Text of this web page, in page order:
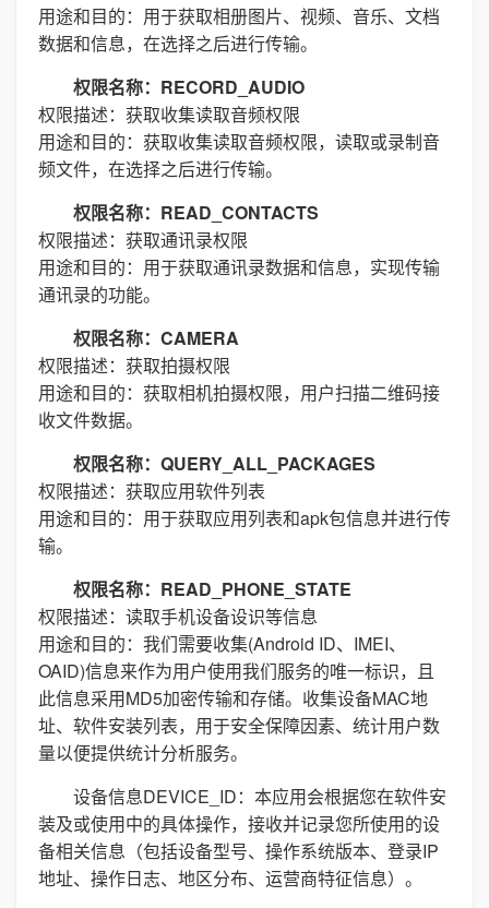
用途和目的：用于获取相册图片、视频、音乐、文档
数据和信息，在选择之后进行传输。
权限名称：RECORD_AUDIO
权限描述：获取收集读取音频权限
用途和目的：获取收集读取音频权限，读取或录制音
频文件，在选择之后进行传输。
权限名称：READ_CONTACTS
权限描述：获取通讯录权限
用途和目的：用于获取通讯录数据和信息，实现传输
通讯录的功能。
权限名称：CAMERA
权限描述：获取拍摄权限
用途和目的：获取相机拍摄权限，用户扫描二维码接
收文件数据。
权限名称：QUERY_ALL_PACKAGES
权限描述：获取应用软件列表
用途和目的：用于获取应用列表和apk包信息并进行传
输。
权限名称：READ_PHONE_STATE
权限描述：读取手机设备设识等信息
用途和目的：我们需要收集(Android ID、IMEI、
OAID)信息来作为用户使用我们服务的唯一标识，且
此信息采用MD5加密传输和存储。收集设备MAC地
址、软件安装列表，用于安全保障因素、统计用户数
量以便提供统计分析服务。
设备信息DEVICE_ID：本应用会根据您在软件安
装及或使用中的具体操作，接收并记录您所使用的设
备相关信息（包括设备型号、操作系统版本、登录IP
地址、操作日志、地区分布、运营商特征信息）。